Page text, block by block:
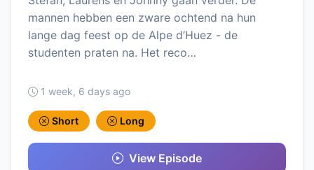
mannen hebben een zware ochtend na hun
lange dag feest op de Alpe d’Huez - de
studenten praten na. Het reco…
1 week, 6 days ago
Short Long
View Episode